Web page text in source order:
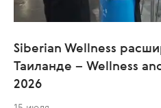
Siberian Wellness
Таиланде – Wellness
2026